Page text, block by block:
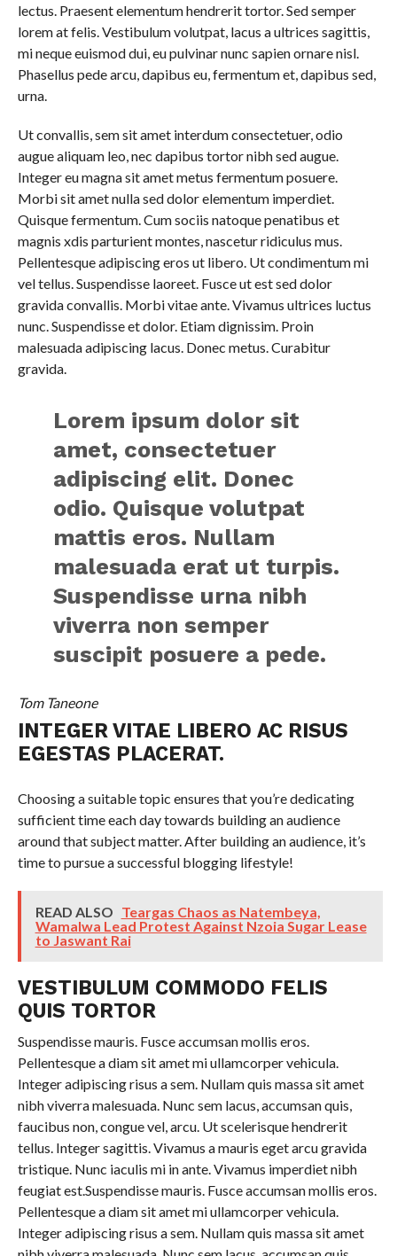
lectus. Praesent elementum hendrerit tortor. Sed semper
lorem at felis. Vestibulum volutpat, lacus a ultrices sagittis,
mi neque euismod dui, eu pulvinar nunc sapien ornare nisl.
Phasellus pede arcu, dapibus eu, fermentum et, dapibus sed,
urna.
Ut convallis, sem sit amet interdum consectetuer, odio
augue aliquam leo, nec dapibus tortor nibh sed augue.
Integer eu magna sit amet metus fermentum posuere.
Morbi sit amet nulla sed dolor elementum imperdiet.
Quisque fermentum. Cum sociis natoque penatibus et
magnis xdis parturient montes, nascetur ridiculus mus.
Pellentesque adipiscing eros ut libero. Ut condimentum mi
vel tellus. Suspendisse laoreet. Fusce ut est sed dolor
gravida convallis. Morbi vitae ante. Vivamus ultrices luctus
nunc. Suspendisse et dolor. Etiam dignissim. Proin
malesuada adipiscing lacus. Donec metus. Curabitur
gravida.
Lorem ipsum dolor sit
amet, consectetuer
adipiscing elit. Donec
odio. Quisque volutpat
mattis eros. Nullam
malesuada erat ut turpis.
Suspendisse urna nibh
viverra non semper
suscipit posuere a pede.
Tom Taneone
INTEGER VITAE LIBERO AC RISUS
EGESTAS PLACERAT.
Choosing a suitable topic ensures that you’re dedicating
sufficient time each day towards building an audience
around that subject matter. After building an audience, it’s
time to pursue a successful blogging lifestyle!
READ ALSO Teargas Chaos as Natembeya,
Wamalwa Lead Protest Against Nzoia Sugar Lease
to Jaswant Rai
VESTIBULUM COMMODO FELIS
QUIS TORTOR
Suspendisse mauris. Fusce accumsan mollis eros.
Pellentesque a diam sit amet mi ullamcorper vehicula.
Integer adipiscing risus a sem. Nullam quis massa sit amet
nibh viverra malesuada. Nunc sem lacus, accumsan quis,
faucibus non, congue vel, arcu. Ut scelerisque hendrerit
tellus. Integer sagittis. Vivamus a mauris eget arcu gravida
tristique. Nunc iaculis mi in ante. Vivamus imperdiet nibh
feugiat est.Suspendisse mauris. Fusce accumsan mollis eros.
Pellentesque a diam sit amet mi ullamcorper vehicula.
Integer adipiscing risus a sem. Nullam quis massa sit amet